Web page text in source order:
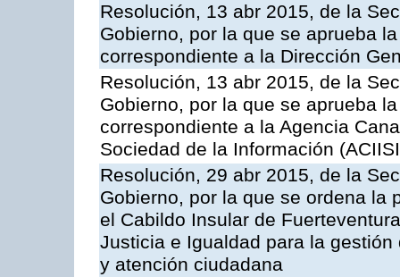
Resolución, 13 abr 2015, de la
Gobierno, por la que se aprueba
correspondiente a la Dirección
Resolución, 13 abr 2015, de la
Gobierno, por la que se aprueba
correspondiente a la Agencia
Sociedad de la Información
Resolución, 29 abr 2015, de la
Gobierno, por la que se ordena la
el Cabildo Insular de
Justicia e Igualdad para la
y atención ciudadana